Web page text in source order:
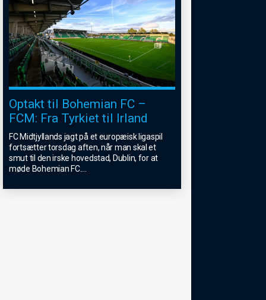
Optakt til Bohemian FC –
FCM: Fra Tyrkiet til Irland
FC Midtjyllands jagt på et europæisk ligaspil
fortsætter torsdag aften, når man skal et
smut til den irske hovedstad, Dublin, for at
møde Bohemian FC.